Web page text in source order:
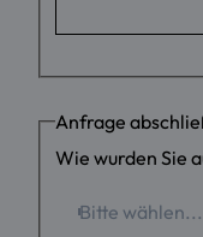
Anfrage
Wie wurden Sie
Bitte wählen...